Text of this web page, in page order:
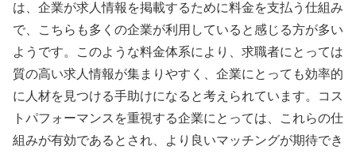
は、企業が求人情報を掲載するために料金を支払う仕組み
で、こちらも多くの企業が利用していると感じる方が多い
ようです。このような料金体系により、求職者にとっては
質の高い求人情報が集まりやすく、企業にとっても効率的
に人材を見つける手助けになると考えられています。コス
トパフォーマンスを重視する企業にとっては、これらの仕
組みが有効であるとされ、より良いマッチングが期待でき